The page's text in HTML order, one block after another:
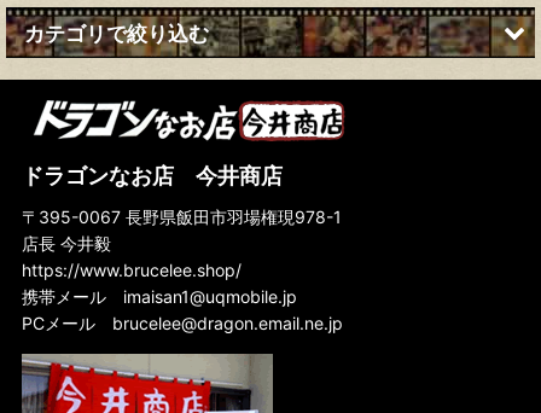
並び順:
カテゴリで絞り込む
ブルース・リーDVD (全商品)
スペイン盤DVD
フランス盤DVD
日本盤DVD
ドラゴンなお店 今井商店
〒395-0067 長野県飯田市羽場権現978-1
店長 今井毅
https://www.brucelee.shop/
携帯メール imaisan1@uqmobile.jp
PCメール brucelee@dragon.email.ne.jp